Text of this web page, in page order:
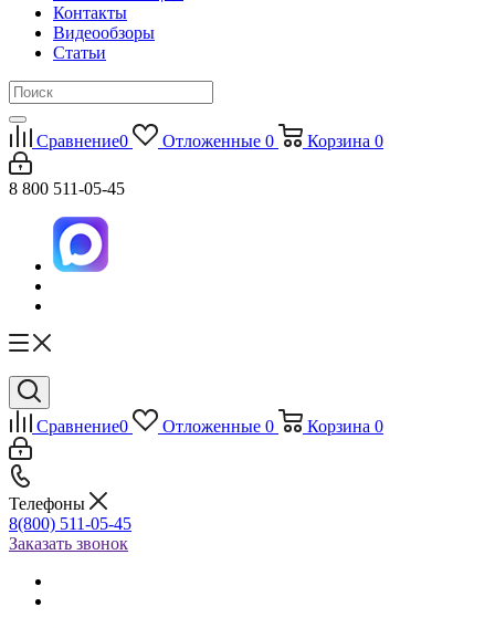
Контакты
Видеообзоры
Статьи
Сравнение0 Отложенные 0 Корзина 0
8 800 511-05-45
Сравнение0 Отложенные 0 Корзина 0
Телефоны
8(800) 511-05-45
Заказать звонок